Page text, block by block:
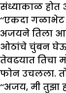
संध्याकाळ होत
‘‘एकदा गळाभेट
अजयने तिला
ओठांचे चुंबन घेऊ
तेवढयात तिचा
फोन उचलला.
‘‘अजय, मी